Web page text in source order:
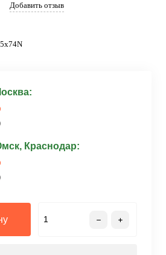
Добавить отзыв
Краснодар: